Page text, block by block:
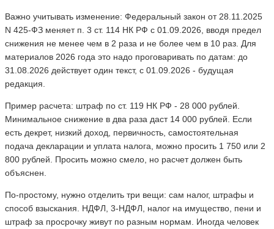
Важно учитывать изменение: Федеральный закон от 28.11.2025
N 425-ФЗ меняет п. 3 ст. 114 НК РФ с 01.09.2026, вводя предел
снижения не менее чем в 2 раза и не более чем в 10 раз. Для
материалов 2026 года это надо проговаривать по датам: до
31.08.2026 действует один текст, с 01.09.2026 - будущая
редакция.
Пример расчета: штраф по ст. 119 НК РФ - 28 000 рублей.
Минимальное снижение в два раза даст 14 000 рублей. Если
есть декрет, низкий доход, первичность, самостоятельная
подача декларации и уплата налога, можно просить 1 750 или 2
800 рублей. Просить можно смело, но расчет должен быть
объяснен.
По-простому, нужно отделить три вещи: сам налог, штрафы и
способ взыскания. НДФЛ, 3-НДФЛ, налог на имущество, пени и
штраф за просрочку живут по разным нормам. Иногда человек